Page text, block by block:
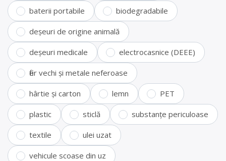
baterii portabile biodegradabile
deșeuri de origine animală
deșeuri medicale electrocasnice (DEEE)
fier vechi și metale neferoase
hârtie și carton lemn PET
plastic sticlă substanțe periculoase
textile ulei uzat
vehicule scoase din uz